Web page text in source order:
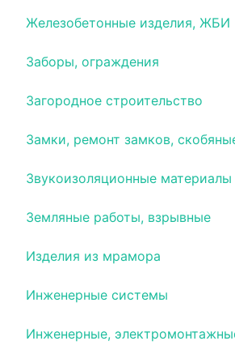
Железобетонные изделия, ЖБИ
Заборы, ограждения
Загородное строительство
Замки, ремонт замков,
Звукоизоляционные материалы
Земляные работы, взрывные
Изделия из мрамора
Инженерные системы
Инженерные,